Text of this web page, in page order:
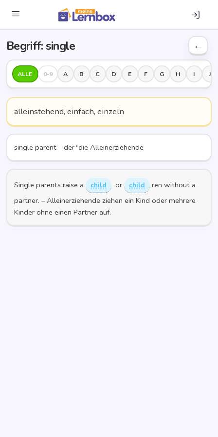
Begriff: sin­gle
ALLE 0-9 A B C D E F G H I J
allein­ste­hend, ein­fach, einzeln
sin­gle parent – der*die Alleinerziehende
Sin­gle par­ents rai­se a child or child
­ren wit­hout a
part­ner. – Allein­er­zie­hen­de zie­hen ein Kind oder meh­re­re
Kin­der ohne einen Part­ner auf.